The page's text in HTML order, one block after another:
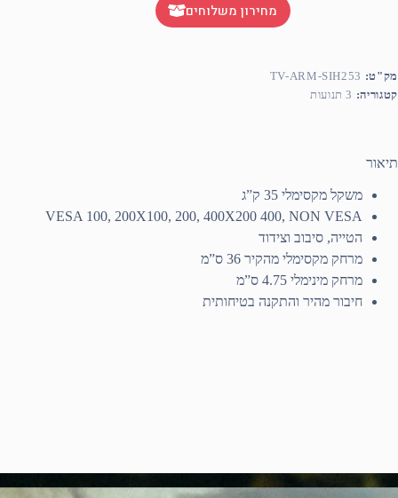
מחירון משלוחים
מק"ט: TV-ARM-SIH253
קטגוריה: 3 תנועות
תיאור
משקל מקסימלי 35 ק”ג
VESA 100, 200X100, 200, 400X200 400, NON VESA
הטייה, סיבוב וצידוד
מרחק מקסימלי מהקיר 36 ס”מ
מרחק מינימלי 4.75 ס”מ
חיבור מהיר והתקנה בטיחותית